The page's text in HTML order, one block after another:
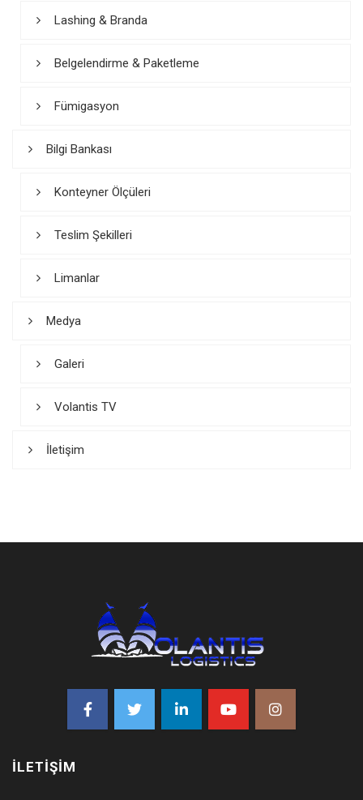
Lashing & Branda
Belgelendirme & Paketleme
Fümigasyon
Bilgi Bankası
Konteyner Ölçüleri
Teslim Şekilleri
Limanlar
Medya
Galeri
Volantis TV
İletişim
İLETIŞIM